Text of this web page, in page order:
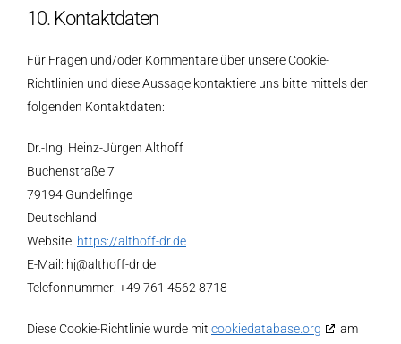
10. Kontaktdaten
Für Fragen und/oder Kommentare über unsere Cookie-
Richtlinien und diese Aussage kontaktiere uns bitte mittels der
folgenden Kontaktdaten:
Dr.-Ing. Heinz-Jürgen Althoff
Buchenstraße 7
79194 Gundelfinge
Deutschland
Website: https://althoff-dr.de
E-Mail: hj@althoff-dr.de
Telefonnummer: +49 761 4562 8718
Diese Cookie-Richtlinie wurde mit cookiedatabase.org
am